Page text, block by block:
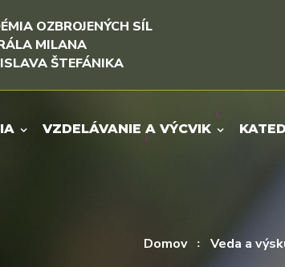
OZBROJENÝCH SÍL
MILANA
ŠTEFÁNIKA
VZDELÁVANIE A VÝCVIK
Domov Veda a